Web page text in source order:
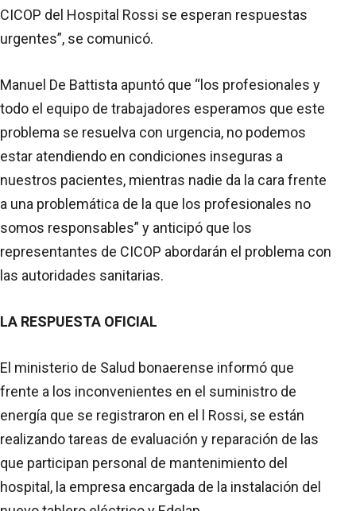
CICOP del Hospital Rossi se esperan respuestas
urgentes”, se comunicó.
Manuel De Battista apuntó que “los profesionales y
todo el equipo de trabajadores esperamos que este
problema se resuelva con urgencia, no podemos
estar atendiendo en condiciones inseguras a
nuestros pacientes, mientras nadie da la cara frente
a una problemática de la que los profesionales no
somos responsables” y anticipó que los
representantes de CICOP abordarán el problema con
las autoridades sanitarias.
LA RESPUESTA OFICIAL
El ministerio de Salud bonaerense informó que
frente a los inconvenientes en el suministro de
energía que se registraron en el l Rossi, se están
realizando tareas de evaluación y reparación de las
que participan personal de mantenimiento del
hospital, la empresa encargada de la instalación del